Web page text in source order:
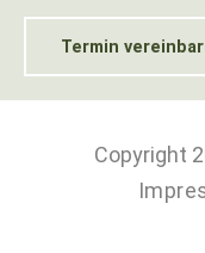
Termin
Copyright